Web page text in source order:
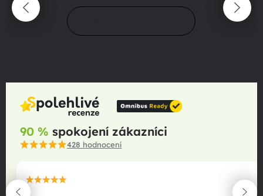
90 % spokojení zákazníci
428 hodnocení
maximální spokojenost